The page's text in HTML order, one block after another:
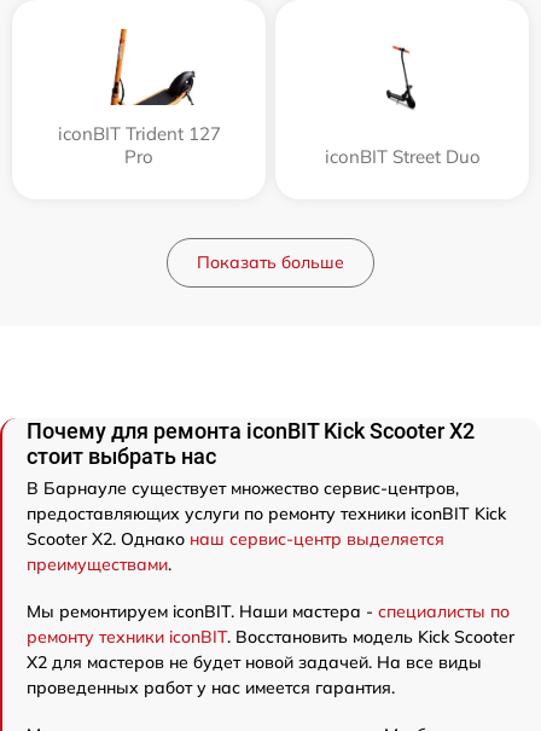
iconBIT Trident 127
Pro
iconBIT Street Duo
Показать больше
Почему для ремонта iconBIT Kick Scooter X2
стоит выбрать нас
В Барнауле существует множество сервис-центров,
предоставляющих услуги по ремонту техники iconBIT Kick
Scooter X2. Однако наш сервис-центр выделяется
преимуществами.
Мы ремонтируем iconBIT. Наши мастера - специалисты по
ремонту техники iconBIT. Восстановить модель Kick Scooter
X2 для мастеров не будет новой задачей. На все виды
проведенных работ у нас имеется гарантия.